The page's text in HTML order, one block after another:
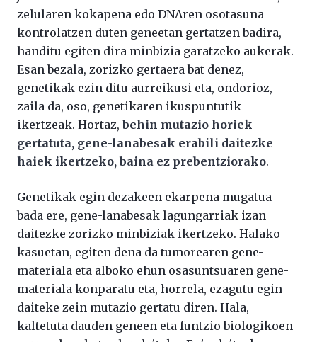
zelularen kokapena edo DNAren osotasuna
kontrolatzen duten geneetan gertatzen badira,
handitu egiten dira minbizia garatzeko aukerak.
Esan bezala, zorizko gertaera bat denez,
genetikak ezin ditu aurreikusi eta, ondorioz,
zaila da, oso, genetikaren ikuspuntutik
ikertzeak. Hortaz,behin mutazio horiek
gertatuta, gene-lanabesak erabili daitezke
haiek ikertzeko, baina ez prebentziorako.
Genetikak egin dezakeen ekarpena mugatua
bada ere, gene-lanabesak lagungarriak izan
daitezke zorizko minbiziak ikertzeko. Halako
kasuetan, egiten dena da tumorearen gene-
materiala eta alboko ehun osasuntsuaren gene-
materiala konparatu eta, horrela, ezagutu egin
daiteke zein mutazio gertatu diren. Hala,
kaltetuta dauden geneen eta funtzio biologikoen